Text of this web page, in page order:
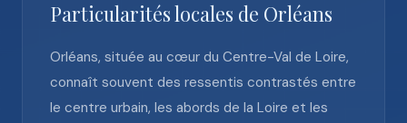
Particularités locales de Orléans
Orléans, située au cœur du Centre-Val de Loire,
connaît souvent des ressentis contrastés entre
le centre urbain, les abords de la Loire et les